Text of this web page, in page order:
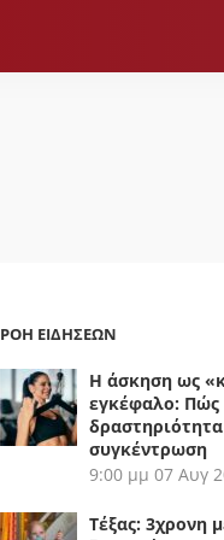
ΡΟΗ ΕΙΔΗΣΕΩΝ
Η άσκηση ως
εγκέφαλο: Πώς
συγκέντρωση
9:00 μμ 07 Αυγ
Τέξας: 3χρονη